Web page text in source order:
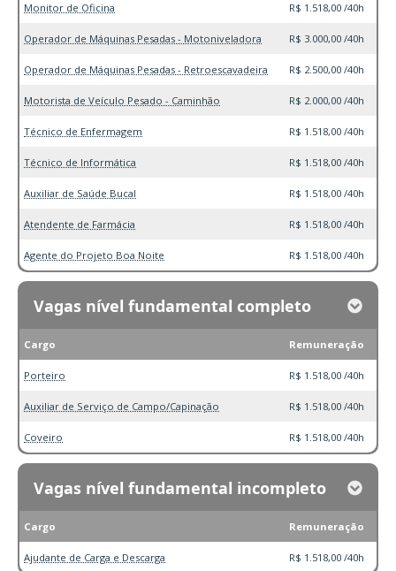
Monitor de Oficina R$ 1.518,00 /40h
Operador de Máquinas Pesadas - Motoniveladora R$ 3.000,00 /40h
Operador de Máquinas Pesadas - Retroescavadeira R$ 2.500,00 /40h
Motorista de Veículo Pesado - Caminhão R$ 2.000,00 /40h
Técnico de Enfermagem R$ 1.518,00 /40h
Técnico de Informática R$ 1.518,00 /40h
Auxiliar de Saúde Bucal R$ 1.518,00 /40h
Atendente de Farmácia R$ 1.518,00 /40h
Agente do Projeto Boa Noite R$ 1.518,00 /40h
Vagas nível fundamental completo
Cargo Remuneração
Porteiro R$ 1.518,00 /40h
Auxiliar de Serviço de Campo/Capinação R$ 1.518,00 /40h
Coveiro R$ 1.518,00 /40h
Vagas nível fundamental incompleto
Cargo Remuneração
Ajudante de Carga e Descarga R$ 1.518,00 /40h